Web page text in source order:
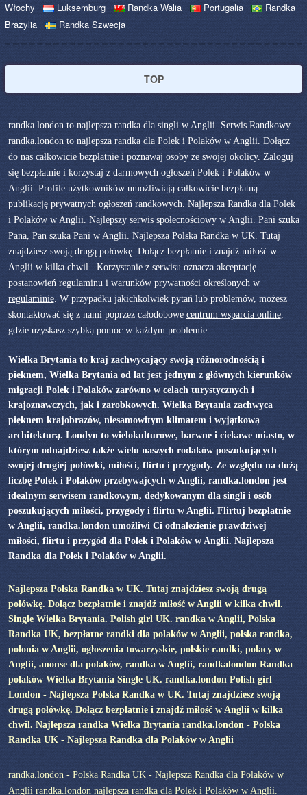
Włochy
Luksemburg Randka Walia Portugalia
Randka
Brazylia
Randka Szwecja
TOP
randka.london to najlepsza randka dla singli w Anglii. Serwis Randkowy
randka.london to najlepsza randka dla Polek i Polaków w Anglii. Dołącz
do nas całkowicie bezpłatnie i poznawaj osoby ze swojej okolicy. Zaloguj
się bezpłatnie i korzystaj z darmowych ogłoszeń Polek i Polaków w
Anglii. Profile użytkowników umożliwiają całkowicie bezpłatną
publikację prywatnych ogłoszeń randkowych. Najlepsza Randka dla Polek
i Polaków w Anglii. Najlepszy serwis społecnościowy w Anglii. Pani szuka
Pana, Pan szuka Pani w Anglii. Najlepsza Polska Randka w UK. Tutaj
znajdziesz swoją drugą połówkę. Dołącz bezpłatnie i znajdź miłość w
Anglii w kilka chwil.. Korzystanie z serwisu oznacza akceptację
postanowień regulaminu i warunków prywatności określonych w
regulaminie. W przypadku jakichkolwiek pytań lub problemów, możesz
skontaktować się z nami poprzez całodobowe centrum wsparcia online,
gdzie uzyskasz szybką pomoc w każdym problemie.
Wielka Brytania to kraj zachwycający swoją różnorodnością i
pieknem, Wielka Brytania od lat jest jednym z głównych kierunków
migracji Polek i Polaków zarówno w celach turystycznych i
krajoznawczych, jak i zarobkowych. Wielka Brytania zachwyca
pięknem krajobrazów, niesamowitym klimatem i wyjątkową
architekturą. Londyn to wielokulturowe, barwne i ciekawe miasto, w
którym odnajdziesz także wielu naszych rodaków poszukujących
swojej drugiej połówki, miłości, flirtu i przygody. Ze względu na dużą
liczbę Polek i Polaków przebywajcych w Anglii, randka.london jest
idealnym serwisem randkowym, dedykowanym dla singli i osób
poszukujących miłości, przygody i flirtu w Anglii. Flirtuj bezpłatnie
w Anglii, randka.london umożliwi Ci odnalezienie prawdziwej
miłości, flirtu i przygód dla Polek i Polaków w Anglii. Najlepsza
Randka dla Polek i Polaków w Anglii.
Najlepsza Polska Randka w UK. Tutaj znajdziesz swoją drugą
połówkę. Dołącz bezpłatnie i znajdź miłość w Anglii w kilka chwil.
Single Wielka Brytania. Polish girl UK. randka w Anglii, Polska
Randka UK, bezpłatne randki dla polaków w Anglii, polska randka,
polonia w Anglii, ogłoszenia towarzyskie, polskie randki, polacy w
Anglii, anonse dla polaków, randka w Anglii, randkalondon Randka
polaków Wielka Brytania Single UK. randka.london Polish girl
London - Najlepsza Polska Randka w UK. Tutaj znajdziesz swoją
drugą połówkę. Dołącz bezpłatnie i znajdź miłość w Anglii w kilka
chwil. Najlepsza randka Wielka Brytania randka.london - Polska
Randka UK - Najlepsza Randka dla Polaków w Anglii
randka.london - Polska Randka UK - Najlepsza Randka dla Polaków w
Anglii randka.london najlepsza randka dla Polek i Polaków w Anglii.